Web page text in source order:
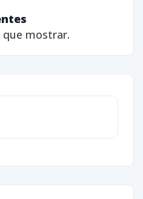
que mostrar.